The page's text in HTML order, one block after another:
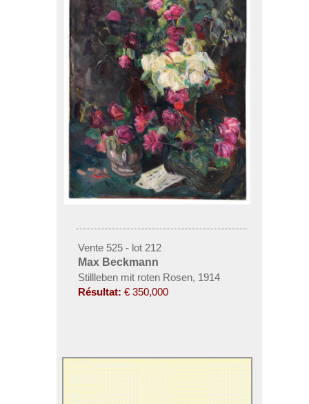
Vente 525 - lot 212
Max Beckmann
Stillleben mit roten Rosen, 1914
Résultat: € 350,000